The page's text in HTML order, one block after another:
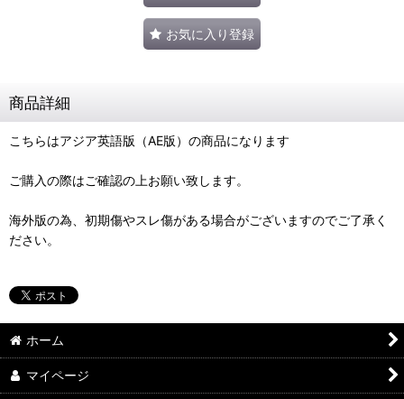
お気に入り登録
商品詳細
こちらはアジア英語版（AE版）の商品になります
ご購入の際はご確認の上お願い致します。
海外版の為、初期傷やスレ傷がある場合がございますのでご了承く
ださい。
ホーム
マイページ